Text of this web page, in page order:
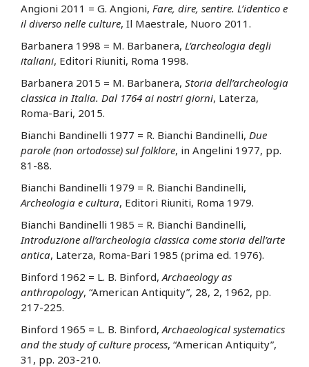
Angioni 2011 = G. Angioni, Fare, dire, sentire. L’identico e
il diverso nelle culture, Il Maestrale, Nuoro 2011.
Barbanera 1998 = M. Barbanera, L’archeologia degli
italiani, Editori Riuniti, Roma 1998.
Barbanera 2015 = M. Barbanera, Storia dell’archeologia
classica in Italia. Dal 1764 ai nostri giorni, Laterza,
Roma-Bari, 2015.
Bianchi Bandinelli 1977 = R. Bianchi Bandinelli, Due
parole (non ortodosse) sul folklore, in Angelini 1977, pp.
81-88.
Bianchi Bandinelli 1979 = R. Bianchi Bandinelli,
Archeologia e cultura, Editori Riuniti, Roma 1979.
Bianchi Bandinelli 1985 = R. Bianchi Bandinelli,
Introduzione all’archeologia classica come storia dell’arte
antica, Laterza, Roma-Bari 1985 (prima ed. 1976).
Binford 1962 = L. B. Binford, Archaeology as
anthropology, “American Antiquity”, 28, 2, 1962, pp.
217-225.
Binford 1965 = L. B. Binford, Archaeological systematics
and the study of culture process, “American Antiquity”,
31, pp. 203-210.